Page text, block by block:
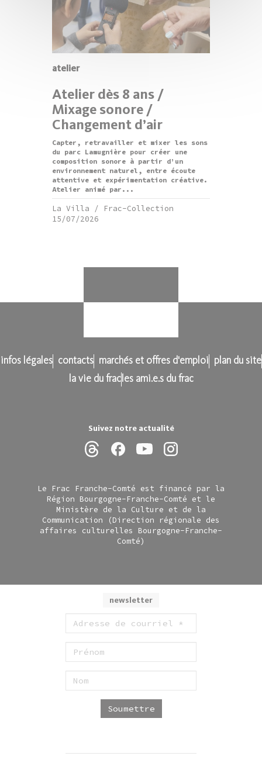
Suivez notre actualité
newsletter
Soumettre
atelier
Atelier dès 8 ans /
Mixage sonore /
Changement d’air
Capter, retravailler et mixer les sons
du parc Lamugnière pour créer une
composition sonore à partir d’un
environnement naturel, entre écoute
attentive et expérimentation créative.
Atelier animé par...
La Villa / Frac-Collection
15/07/2026
infos légales contacts marchés et offres d'emploi
plan du site
la vie du frac les ami.e.s du frac
Le Frac Franche-Comté est financé par la
Région Bourgogne-Franche-Comté et le
Ministère de la Culture et de la
Communication (Direction régionale des
affaires culturelles Bourgogne-Franche-
Comté)